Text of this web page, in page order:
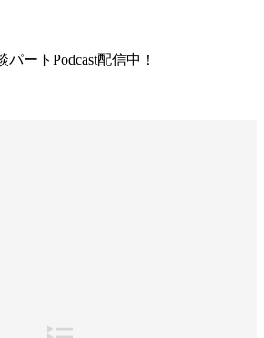
ートPodcast配信中！